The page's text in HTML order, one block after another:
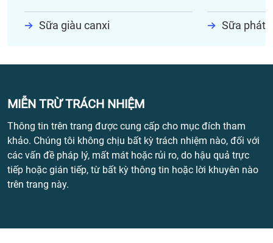
Sữa giàu canxi Sữa phát
MIỄN TRỪ TRÁCH NHIỆM
Thông tin trên trang được cung cấp cho mục đích tham
khảo. Chúng tôi không chịu bất kỳ trách nhiệm nào, đối với
các vấn đề pháp lý, mất mát hoặc rủi ro, do hậu quả trực
tiếp hoặc gián tiếp, từ bất kỳ thông tin hoặc lời khuyên nào
trên trang này.